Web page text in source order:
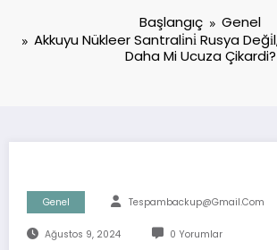
Başlangıç
Genel
Akkuyu Nükleer Santrali̇ni̇ Rusya
Daha Mi Ucuza Çikardi?
Genel Tespambackup@gmail.com
Ağustos 9, 2024 0 Yorumlar